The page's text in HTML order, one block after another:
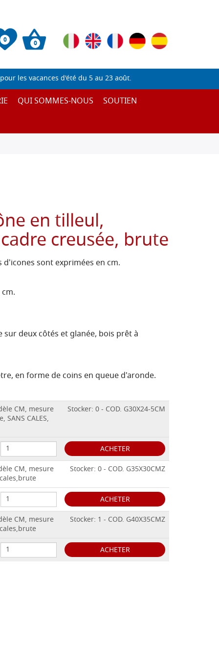
0 0
les vacances d'été du 5 au 23 août.
QUI SOMMES-NOUS
SOUTIEN
en tilleul,
creusée, brute
sont exprimées en cm.
sur deux côtés et glanée, bois prêt à
en forme de coins en queue d'aronde.
CM, mesure
SANS CALES,
Stocker: 0 - COD. G30X24-5CM
ACHETER
CM, mesure
Stocker: 0 - COD. G35X30CMZ
ACHETER
CM, mesure
Stocker: 1 - COD. G40X35CMZ
ACHETER